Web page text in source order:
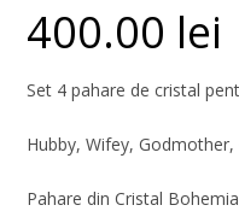
400.00 lei
Set 4 pahare de cristal
Hubby, Wifey,
Pahare din Cristal